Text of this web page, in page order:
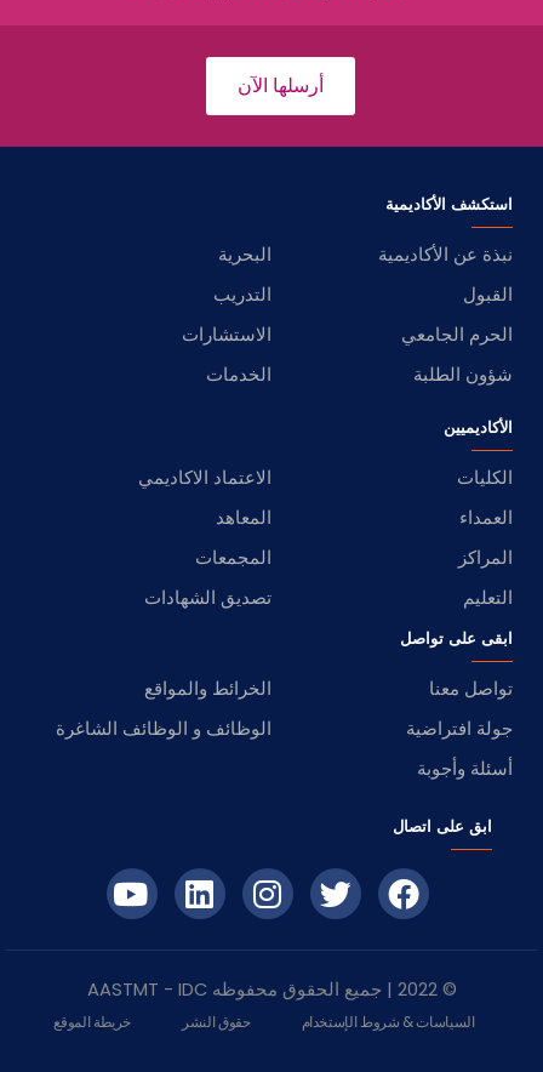
أرسلها الآن
استكشف الأكاديمية
نبذة عن الأكاديمية
البحرية
القبول
التدريب
الحرم الجامعي
الاستشارات
شؤون الطلبة
الخدمات
الأكاديميين
الكليات
الاعتماد الاكاديمي
العمداء
المعاهد
المراكز
المجمعات
التعليم
تصديق الشهادات
ابقى على تواصل
تواصل معنا
الخرائط والمواقع
جولة افتراضية
الوظائف و الوظائف الشاغرة
أسئلة وأجوبة
ابق على اتصال
© 2022 | جميع الحقوق محفوظه IDC
- AASTMT
السياسات & شروط الإستخدام حقوق النشر خريطة الموقع